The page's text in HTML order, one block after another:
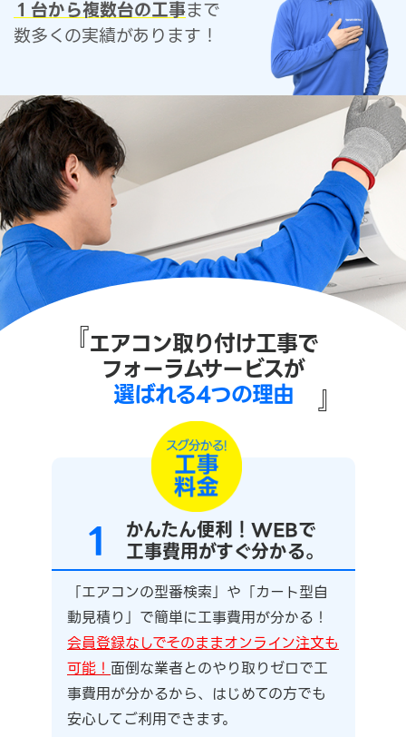
１台から複数台の工事まで
数多くの実績があります！
『エアコン取り付け工事で
フォーラムサービスが
選ばれる4つの理由 』
1 かんたん便利！WEBで
工事費用がすぐ分かる。
「エアコンの型番検索」や「カート型自
動見積り」で簡単に工事費用が分かる！
会員登録なしでそのままオンライン注文も
可能！面倒な業者とのやり取りゼロで工
事費用が分かるから、はじめての方でも
安心してご利用できます。